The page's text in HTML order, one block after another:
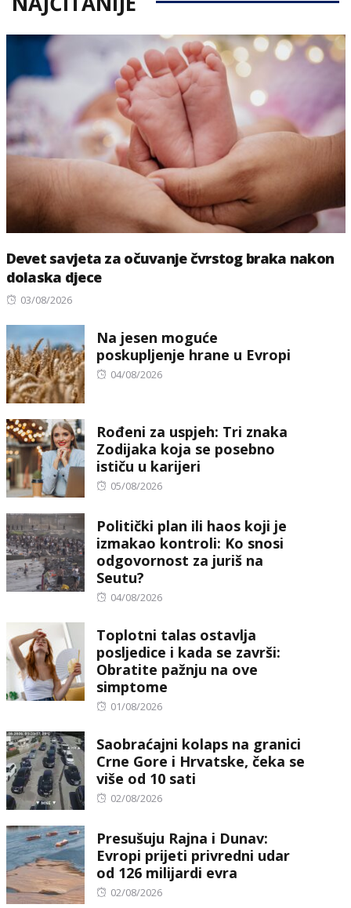
Devet savjeta za očuvanje čvrstog braka nakon
dolaska djece
Posted
03/08/2026
Na jesen moguće
poskupljenje hrane u Evropi
Posted
04/08/2026
Rođeni za uspjeh: Tri znaka
Zodijaka koja se posebno
ističu u karijeri
Posted
05/08/2026
Politički plan ili haos koji je
izmakao kontroli: Ko snosi
odgovornost za juriš na
Seutu?
Posted
04/08/2026
Toplotni talas ostavlja
posljedice i kada se završi:
Obratite pažnju na ove
simptome
Posted
01/08/2026
Saobraćajni kolaps na granici
Crne Gore i Hrvatske, čeka se
više od 10 sati
Posted
02/08/2026
Presušuju Rajna i Dunav:
Evropi prijeti privredni udar
od 126 milijardi evra
Posted
02/08/2026